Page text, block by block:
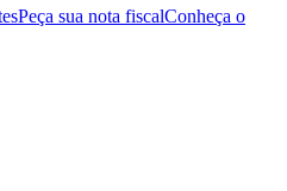
Peça sua nota fiscalConheça o